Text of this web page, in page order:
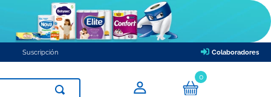
Suscripción Colaboradores
0